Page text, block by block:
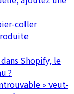
coller
Shopify, le
?
» veut-